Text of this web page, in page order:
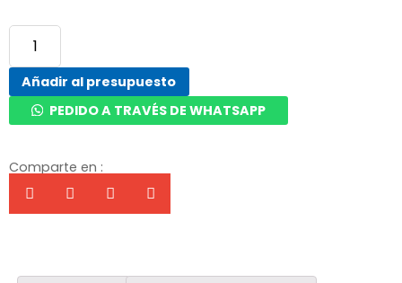
Añadir al presupuesto
PEDIDO A TRAVÉS DE WHATSAPP
Comparte en :